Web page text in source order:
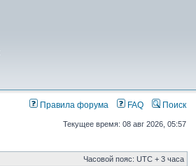
Правила форума FAQ Поиск
Текущее время: 08 авг 2026, 05:57
Часовой пояс: UTC + 3 часа